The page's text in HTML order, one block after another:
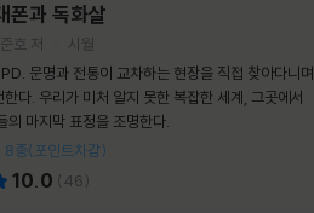
폰과 독화살
호 저
시월
문명과 전통이 교차하는 현장을 직접 찾아다니며
다. 우리가 미처 알지 못한 복잡한 세계, 그곳에서
의 마지막 표정을 조명한다.
8종(포인트차감)
10.0 (46)